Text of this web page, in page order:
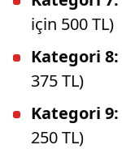
için 500 TL)
Kategori 8:
375 TL)
Kategori 9:
250 TL)